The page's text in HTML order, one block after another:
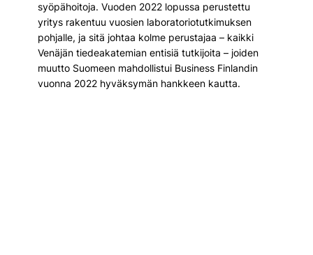
syöpähoitoja. Vuoden 2022 lopussa perustettu
yritys rakentuu vuosien laboratoriotutkimuksen
pohjalle, ja sitä johtaa kolme perustajaa – kaikki
Venäjän tiedeakatemian entisiä tutkijoita – joiden
muutto Suomeen mahdollistui Business Finlandin
vuonna 2022 hyväksymän hankkeen kautta.